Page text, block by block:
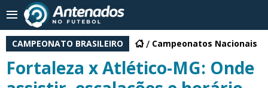
CAMPEONATO BRASILEIRO Campeonatos Nacionais
Fortaleza x Atlético-MG: Onde